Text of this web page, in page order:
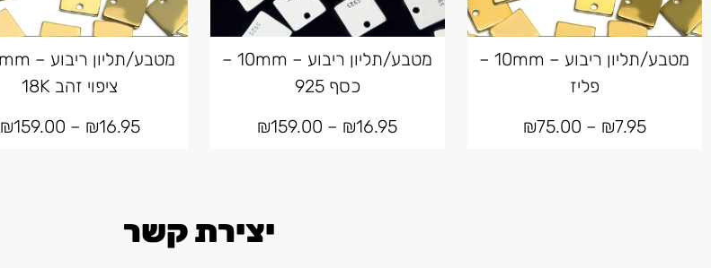
מטבע/תליון ריבוע – 10mm –
פליז
₪7.95
–
₪75.00
מטבע/תליון ריבוע – 10mm –
כסף 925
₪16.95
–
₪159.00
ציפוי זהב 18K
₪16.95
–
₪159.00
יצירת קשר